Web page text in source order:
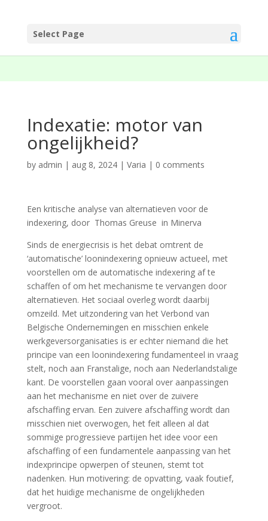
Select Page
Indexatie: motor van
ongelijkheid?
by admin | aug 8, 2024| Varia | 0 comments
Een kritische analyse van alternatieven voor de
indexering, door Thomas Greuse in Minerva
Sinds de energiecrisis is het debat omtrent de
‘automatische’ loonindexering opnieuw actueel, met
voorstellen om de automatische indexering af te
schaffen of om het mechanisme te vervangen door
alternatieven. Het sociaal overleg wordt daarbij
omzeild. Met uitzondering van het Verbond van
Belgische Ondernemingen en misschien enkele
werkgeversorganisaties is er echter niemand die het
principe van een loonindexering fundamenteel in vraag
stelt, noch aan Franstalige, noch aan Nederlandstalige
kant. De voorstellen gaan vooral over aanpassingen
aan het mechanisme en niet over de zuivere
afschaffing ervan. Een zuivere afschaffing wordt dan
misschien niet overwogen, het feit alleen al dat
sommige progressieve partijen het idee voor een
afschaffing of een fundamentele aanpassing van het
indexprincipe opwerpen of steunen, stemt tot
nadenken. Hun motivering: de opvatting, vaak foutief,
dat het huidige mechanisme de ongelijkheden
vergroot.